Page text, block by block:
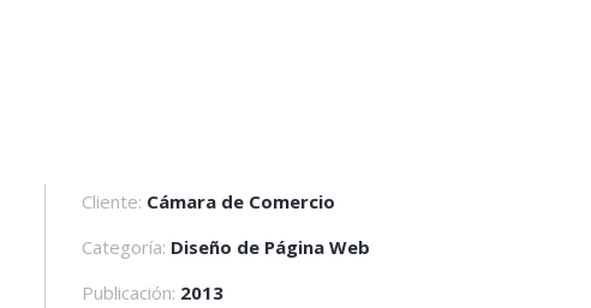
Cliente: Cámara de Comercio
Categoría: Diseño de Página Web
Publicación: 2013